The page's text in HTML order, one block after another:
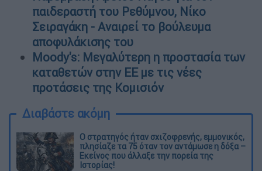
παιδεραστή του Ρεθύμνου, Νίκο
Σειραγάκη - Αναιρεί το βούλευμα
αποφυλάκισης του
Moody's: Μεγαλύτερη η προστασία των
καταθετών στην ΕΕ με τις νέες
προτάσεις της Κομισιόν
Διαβάστε ακόμη
O στρατηγός ήταν σχιζοφρενής, εμμονικός,
πλησίαζε τα 75 όταν τον αντάμωσε η δόξα –
Εκείνος που άλλαξε την πορεία της
Ιστορίας!